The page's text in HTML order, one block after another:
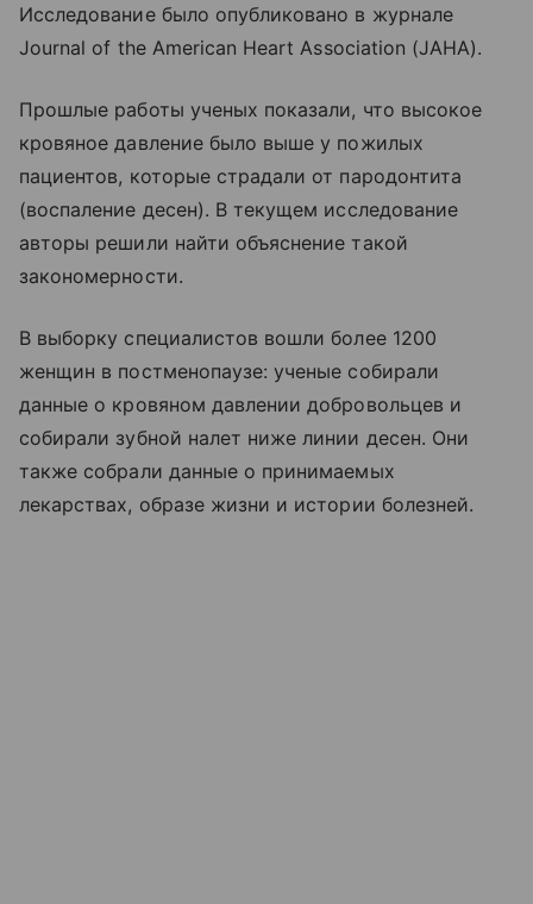
Исследование было опубликовано в журнале
Journal of the American Heart Association (JAHA).
Прошлые работы ученых показали, что высокое
кровяное давление было выше у пожилых
пациентов, которые страдали от пародонтита
(воспаление десен). В текущем исследование
авторы решили найти объяснение такой
закономерности.
В выборку специалистов вошли более 1200
женщин в постменопаузе: ученые собирали
данные о кровяном давлении добровольцев и
собирали зубной налет ниже линии десен. Они
также собрали данные о принимаемых
лекарствах, образе жизни и истории болезней.